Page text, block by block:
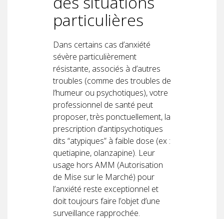
particulières
Dans certains cas d’anxiété
sévère particulièrement
résistante, associés à d’autres
troubles (comme des troubles de
l’humeur ou psychotiques), votre
professionnel de santé peut
proposer, très ponctuellement, la
prescription d’antipsychotiques
dits “atypiques” à faible dose (ex :
quetiapine, olanzapine). Leur
usage hors AMM (Autorisation
de Mise sur le Marché) pour
l’anxiété reste exceptionnel et
doit toujours faire l’objet d’une
surveillance rapprochée.